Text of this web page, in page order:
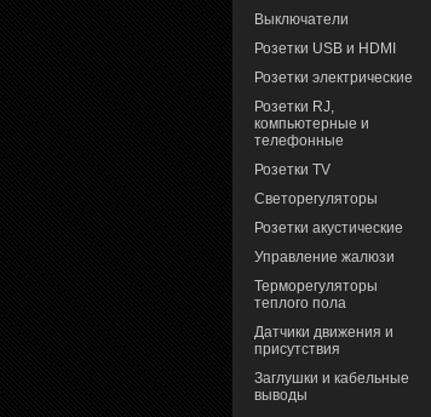
Выключатели
Розетки USB и HDMI
Розетки электрические
Розетки RJ,
компьютерные и
телефонные
Розетки TV
Светорегуляторы
Розетки акустические
Управление жалюзи
Терморегуляторы
теплого пола
Датчики движения и
присутствия
Заглушки и кабельные
выводы